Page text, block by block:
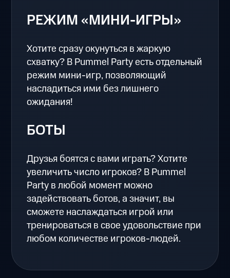
РЕЖИМ «МИНИ-ИГРЫ»
Хотите сразу окунуться в жаркую
схватку? В Pummel Party есть отдельный
режим мини-игр, позволяющий
насладиться ими без лишнего
ожидания!
БОТЫ
Друзья боятся с вами играть? Хотите
увеличить число игроков? В Pummel
Party в любой момент можно
задействовать ботов, а значит, вы
сможете наслаждаться игрой или
тренироваться в свое удовольствие при
любом количестве игроков-людей.